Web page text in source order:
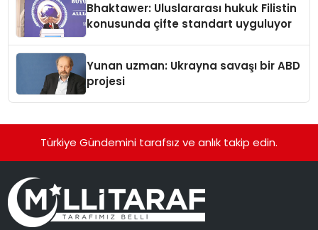
Bhaktawer: Uluslararası hukuk Filistin
konusunda çifte standart uyguluyor
Yunan uzman: Ukrayna savaşı bir ABD
projesi
Türkiye Gündemini tarafsız ve anlık takip edin.